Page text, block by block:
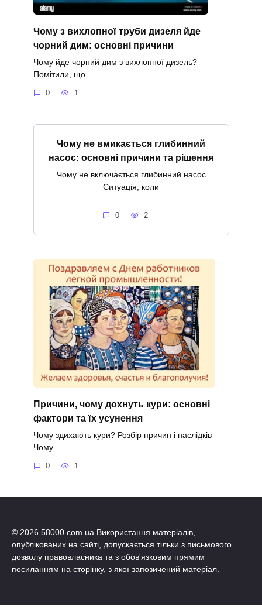
Чому з вихлопної труби дизеля йде
чорний дим: основні причини
Чому йде чорний дим з вихлопної дизель?
Помітили, що
0 1
Чому не вмикається глибинний
насос: основні причини та рішення
Чому не включається глибинний насос
Ситуація, коли
0 2
Причини, чому дохнуть кури: основні
фактори та їх усунення
Чому здихають кури? Розбір причин і наслідків
Чому
0 1
© 2026 58000.com.ua Використання матеріалів,
опублікованих на сайті, допускається тільки з письмового
дозволу правовласника та з обов'язковим прямим
посиланням на сторінку, з якої запозичений матеріал.